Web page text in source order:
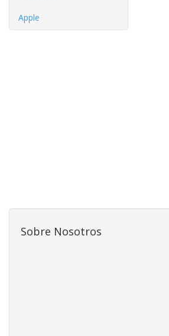
Apple
Sobre Nosotros